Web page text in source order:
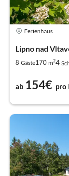
Ferienhaus
Lipno nad
8 Gäste170 m24
ab 154€ pro